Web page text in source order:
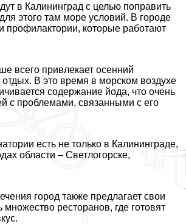
в Калининград с целью поправить
этого там море условий. В городе
профилактории, которые работают
всего привлекает осенний
В это время в морском воздухе
содержание йода, что очень
с проблемами, связанными с его
есть не только в Калининграде,
области – Светлогорске,
город также предлагает свои
множество ресторанов, где готовят